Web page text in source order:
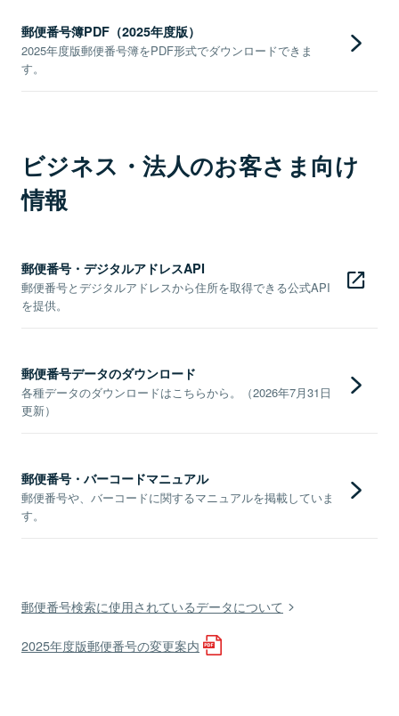
郵便番号簿PDF（2025年度版）
2025年度版郵便番号簿をPDF形式でダウンロードできま
す。
ビジネス・法人のお客さま向け
情報
郵便番号・デジタルアドレスAPI
郵便番号とデジタルアドレスから住所を取得できる公式API
を提供。
郵便番号データのダウンロード
各種データのダウンロードはこちらから。（2026年7月31日
更新）
郵便番号・バーコードマニュアル
郵便番号や、バーコードに関するマニュアルを掲載していま
す。
郵便番号検索に使用されているデータについて
2025年度版郵便番号の変更案内